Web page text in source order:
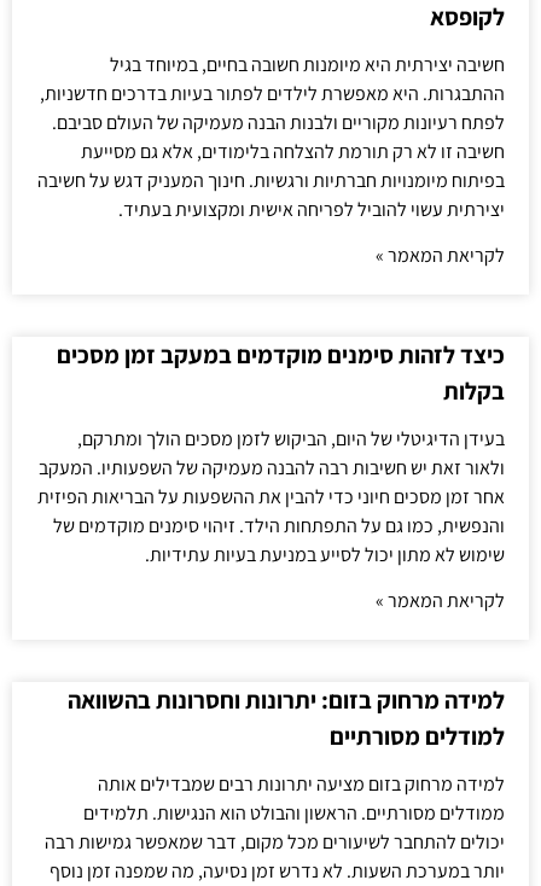
לקופסא
חשיבה יצירתית היא מיומנות חשובה בחיים, במיוחד בגיל
ההתבגרות. היא מאפשרת לילדים לפתור בעיות בדרכים חדשניות,
לפתח רעיונות מקוריים ולבנות הבנה מעמיקה של העולם סביבם.
חשיבה זו לא רק תורמת להצלחה בלימודים, אלא גם מסייעת
בפיתוח מיומנויות חברתיות ורגשיות. חינוך המעניק דגש על חשיבה
יצירתית עשוי להוביל לפריחה אישית ומקצועית בעתיד.
לקריאת המאמר »
כיצד לזהות סימנים מוקדמים במעקב זמן מסכים
בקלות
בעידן הדיגיטלי של היום, הביקוש לזמן מסכים הולך ומתרקם,
ולאור זאת יש חשיבות רבה להבנה מעמיקה של השפעותיו. המעקב
אחר זמן מסכים חיוני כדי להבין את ההשפעות על הבריאות הפיזית
והנפשית, כמו גם על התפתחות הילד. זיהוי סימנים מוקדמים של
שימוש לא מתון יכול לסייע במניעת בעיות עתידיות.
לקריאת המאמר »
למידה מרחוק בזום: יתרונות וחסרונות בהשוואה
למודלים מסורתיים
למידה מרחוק בזום מציעה יתרונות רבים שמבדילים אותה
ממודלים מסורתיים. הראשון והבולט הוא הנגישות. תלמידים
יכולים להתחבר לשיעורים מכל מקום, דבר שמאפשר גמישות רבה
יותר במערכת השעות. לא נדרש זמן נסיעה, מה שמפנה זמן נוסף